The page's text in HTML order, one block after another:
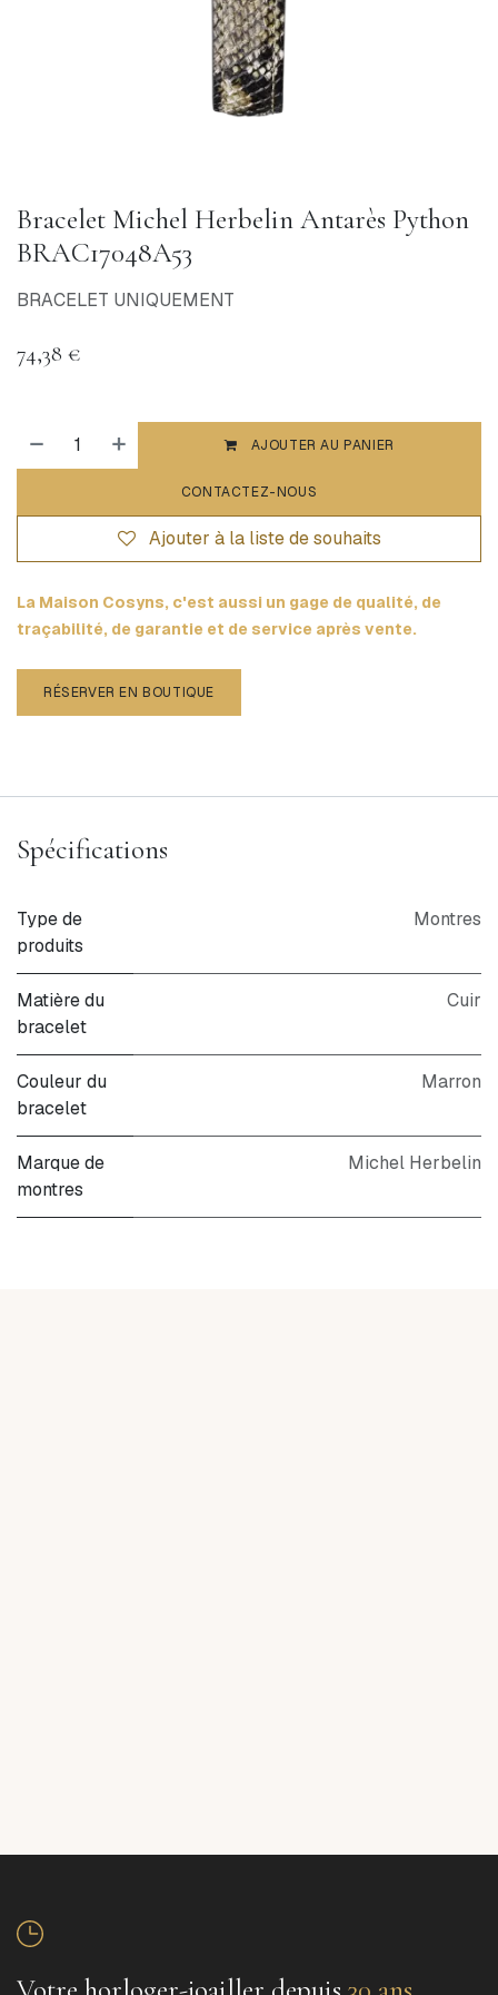
Bracelet Michel Herbelin Antarès Python
BRAC17048A53
BRACELET UNIQUEMENT
74,38 €
AJOUTER AU PANIER
CONTACTEZ-NOUS
Ajouter à la liste de souhaits
La Maison Cosyns, c'est aussi un gage de qualité, de
traçabilité, de garantie et de service après vente.
RÉSERVER EN BOUTIQUE
Spécifications
Type de
produits
Montres
Matière du
bracelet
Cuir
Couleur du
bracelet
Marron
Marque de
montres
Michel Herbelin